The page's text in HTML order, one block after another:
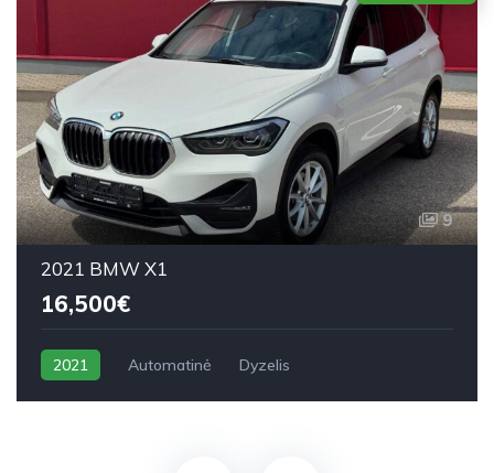
9
2021 BMW X1
16,500€
2021 Automatinė Dyzelis